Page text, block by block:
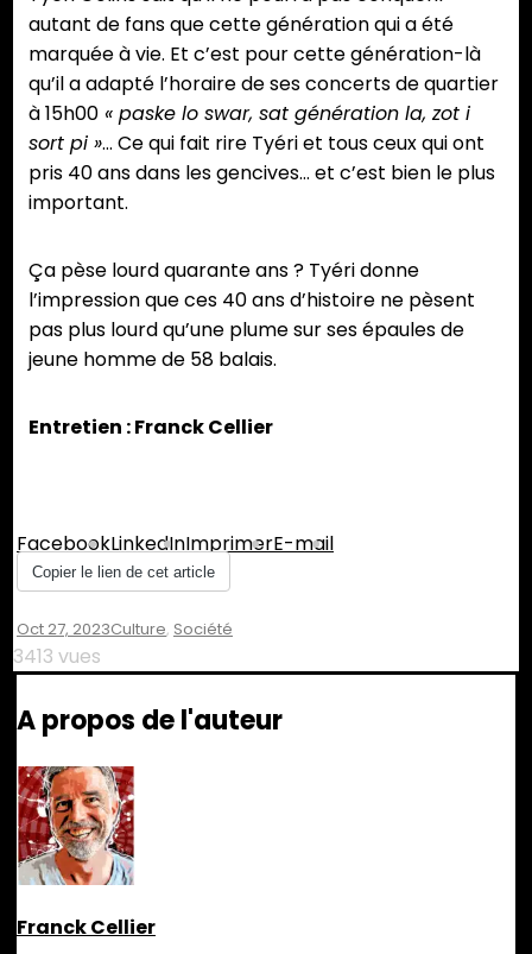
autant de fans que cette génération qui a été
marquée à vie. Et c’est pour cette génération-là
qu’il a adapté l’horaire de ses concerts de quartier
à 15h00 « paske lo swar, sat génération la, zot i
sort pi »… Ce qui fait rire Tyéri et tous ceux qui ont
pris 40 ans dans les gencives… et c’est bien le plus
important.
Ça pèse lourd quarante ans ? Tyéri donne
l’impression que ces 40 ans d’histoire ne pèsent
pas plus lourd qu’une plume sur ses épaules de
jeune homme de 58 balais.
Entretien : Franck Cellier
FacebookLinkedInImprimerE-mail
Copier le lien de cet article
Oct 27, 2023Culture, Société
3413 vues
A propos de l'auteur
Franck Cellier